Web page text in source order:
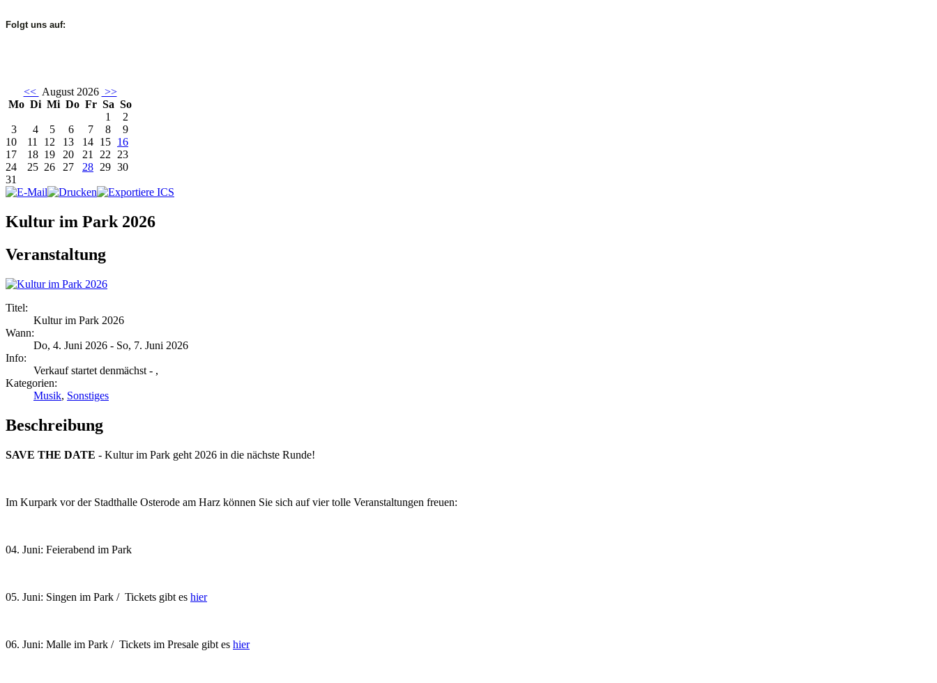
Folgt uns auf:
<< August 2026 >>
Mo Di Mi Do Fr Sa So
1
2
3
4 5 6 7 8
9
10
11 12 13 14 15 16
17
18 19 20 21 22 23
24
25 26 27 28 29 30
31
Kultur im Park 2026
Veranstaltung
Titel:
Kultur im Park 2026
Wann:
Do, 4. Juni 2026 - So, 7. Juni 2026
Info:
Verkauf startet denmächst - ,
Kategorien:
Musik, Sonstiges
Beschreibung
SAVE THE DATE - Kultur im Park geht 2026 in die nächste Runde!
Im Kurpark vor der Stadthalle Osterode am Harz können Sie sich auf vier tolle Veranstaltungen freuen:
04. Juni: Feierabend im Park
05. Juni: Singen im Park / Tickets gibt es hier
06. Juni: Malle im Park / Tickets im Presale gibt es hier